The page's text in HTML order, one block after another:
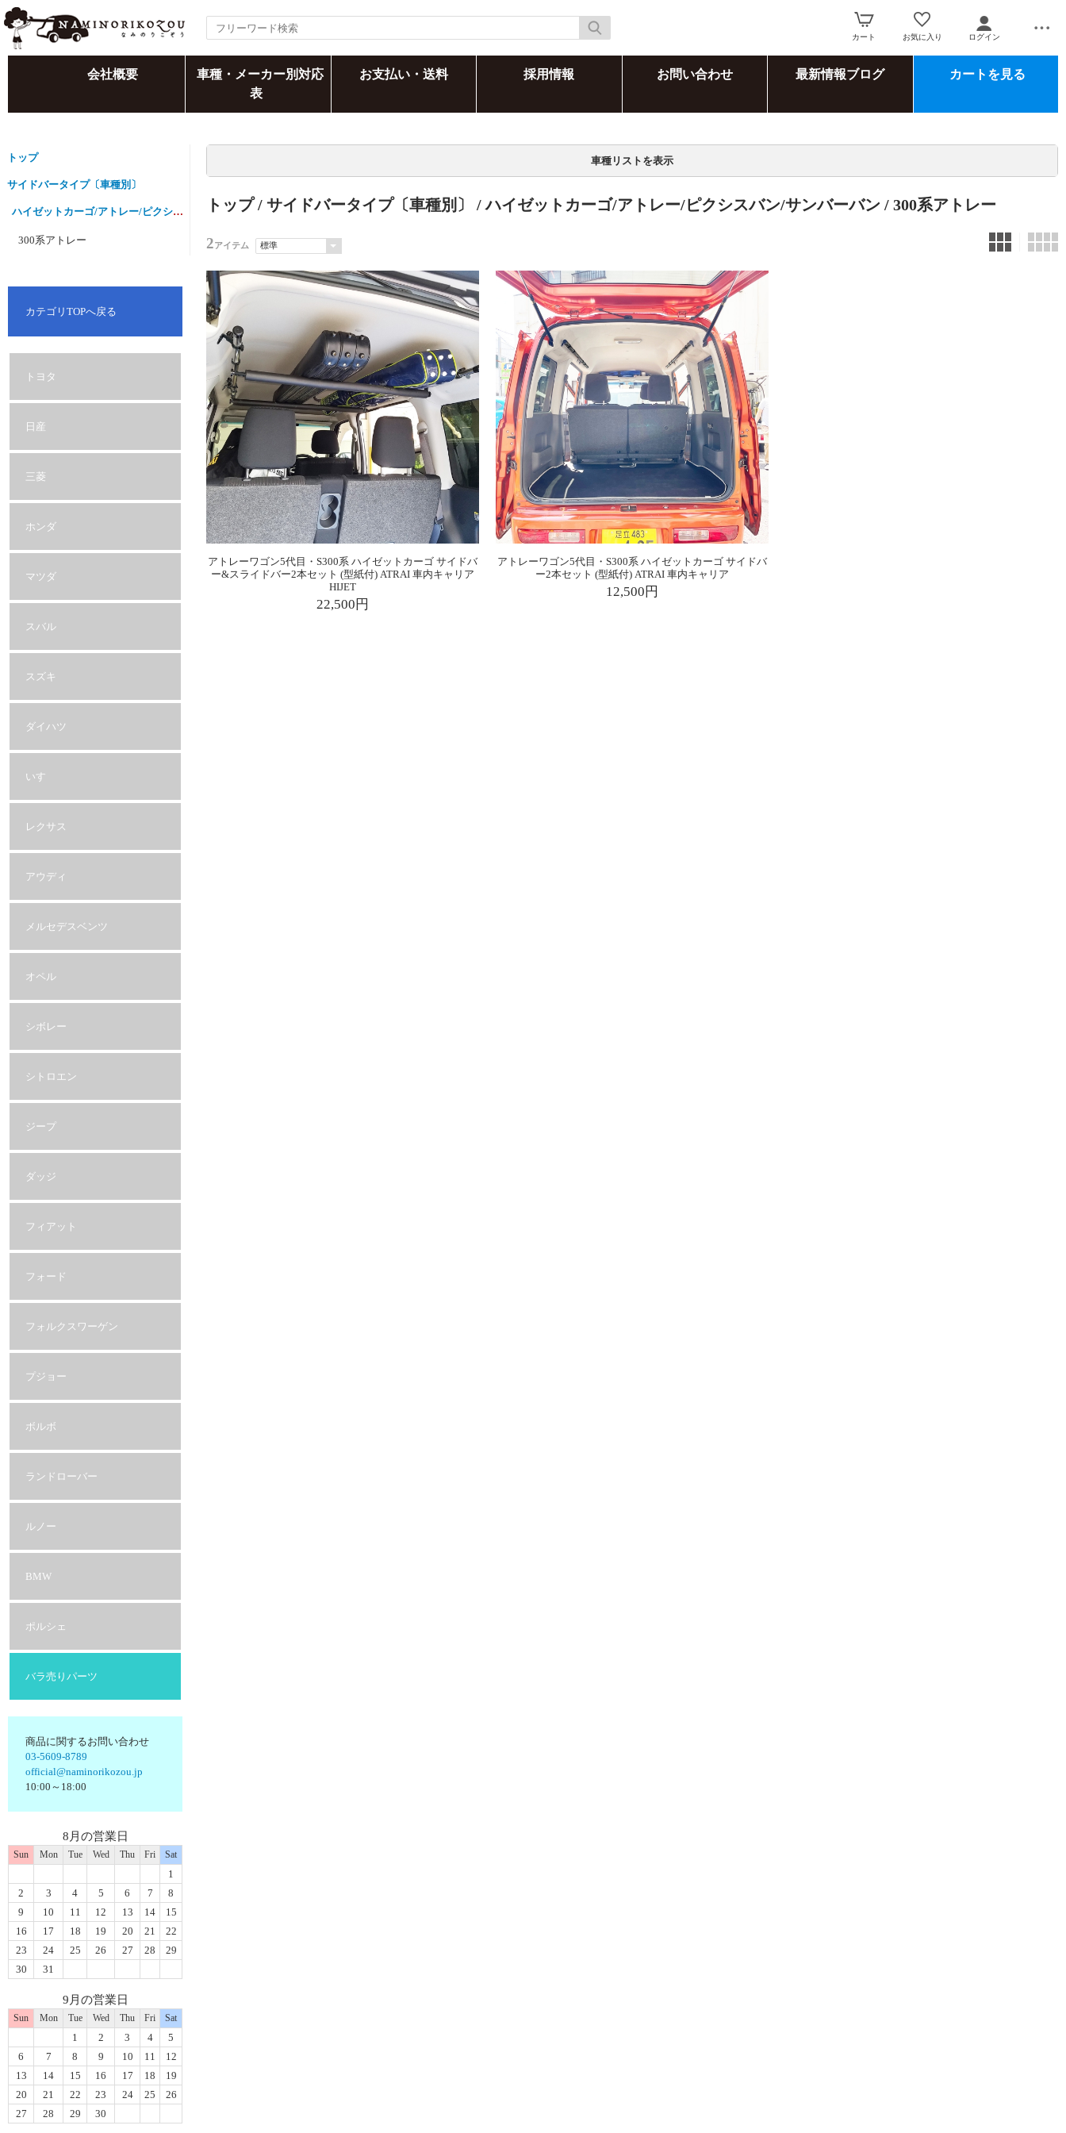
カート お気に入り ログイン
会社概要
車種・メーカー別対応
表
お支払い・送料 採用情報 お問い合わせ 最新情報ブログ カートを見る
トップ
サイドバータイプ〔車種別〕
ハイゼットカーゴ/アトレー/ピクシスバン/サンバーバン
300系アトレー
カテゴリTOPへ戻る
トヨタ
日産
三菱
ホンダ
マツダ
スバル
スズキ
ダイハツ
いすゞ
レクサス
アウディ
メルセデスベンツ
オペル
シボレー
シトロエン
ジープ
ダッジ
フィアット
フォード
フォルクスワーゲン
プジョー
ボルボ
ランドローバー
ルノー
BMW
ポルシェ
バラ売りパーツ
商品に関するお問い合わせ
03-5609-8789
official@naminorikozou.jp
10:00～18:00
8月の営業日
Sun Mon Tue Wed Thu Fri Sat
1
2
3 4 5 6 7
8
9
10 11 12 13 14
15
16
17 18 19 20 21
22
23
24 25 26 27 28
29
30
31
9月の営業日
Sun Mon Tue Wed Thu Fri Sat
1 2 3 4
5
6
7 8 9 10 11
12
13
14 15 16 17 18
19
20
21 22 23 24 25
26
27
28 29 30
車種リストを表示
トップ/ サイドバータイプ〔車種別〕 /ハイゼットカーゴ/アトレー/ピクシスバン/サンバーバン / 300系アトレー
2アイテム
アトレーワゴン5代目・S300系 ハイゼットカーゴ サイドバ
ー&スライドバー2本セット (型紙付) ATRAI 車内キャリア
HIJET
22,500円
アトレーワゴン5代目・S300系 ハイゼットカーゴ サイドバ
ー2本セット (型紙付) ATRAI 車内キャリア
12,500円